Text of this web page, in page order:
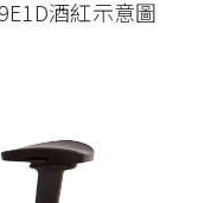
酒紅示意圖